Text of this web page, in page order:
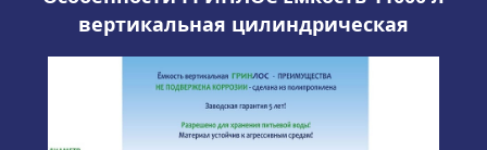
вертикальная цилиндрическая